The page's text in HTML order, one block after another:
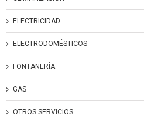
ELECTRICIDAD
ELECTRODOMÉSTICOS
FONTANERÍA
GAS
OTROS SERVICIOS